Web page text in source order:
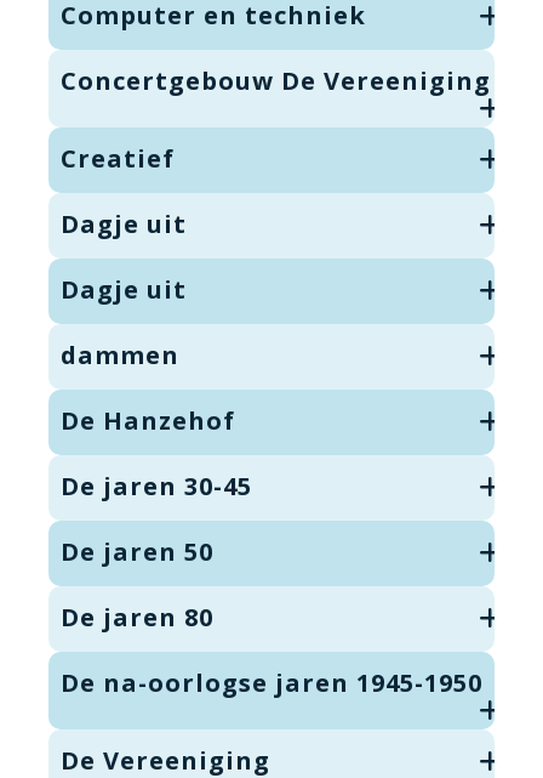
Computer en techniek
Concertgebouw De Vereeniging
Creatief
Dagje uit
Dagje uit
dammen
De Hanzehof
De jaren 30-45
De jaren 50
De jaren 80
De na-oorlogse jaren 1945-1950
De Vereeniging